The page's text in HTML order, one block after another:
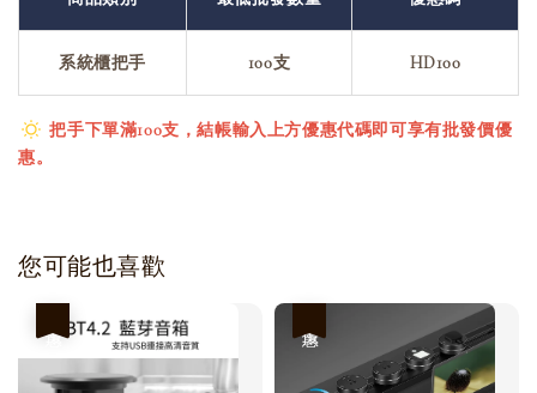
系統櫃把手 100支 HD100
把手下單滿100支，結帳輸入上方優惠代碼即可享有批發價優
惠。
您可能也喜歡